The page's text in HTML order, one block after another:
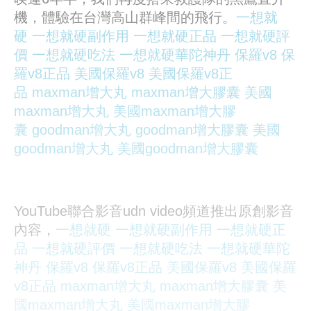
機，體驗在台灣高山群峰間的飛行。 一想就
硬 一想就硬副作用 一想就硬正品 一想就硬評
價 一想就硬吃法 一想就硬華陀神丹 保羅v8 保
羅v8正品 美國保羅v8 美國保羅v8正
品 maxman增大丸 maxman增大膠囊 美國
maxman增大丸 美國maxman增大膠
囊 goodman增大丸 goodman增大膠囊 美國
goodman增大丸 美國goodman增大膠囊
YouTube聯合影音udn video頻道推出原創影音
內容， 一想就硬 一想就硬副作用 一想就硬正
品 一想就硬評價 一想就硬吃法 一想就硬華陀
神丹 保羅v8 保羅v8正品 美國保羅v8 美國保羅
v8正品 maxman增大丸 maxman增大膠囊 美
國maxman增大丸 美國maxman增大膠